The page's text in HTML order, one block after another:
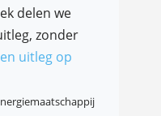
delen we
zonder
uitleg op